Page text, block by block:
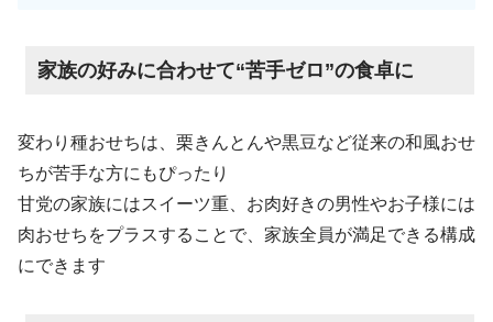
家族の好みに合わせて“苦手ゼロ”の食卓に
変わり種おせちは、栗きんとんや黒豆など従来の和風おせ
ちが苦手な方にもぴったり
甘党の家族にはスイーツ重、お肉好きの男性やお子様には
肉おせちをプラスすることで、家族全員が満足できる構成
にできます